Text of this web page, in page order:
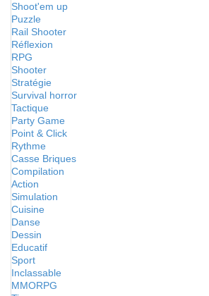
Shoot'em up
Puzzle
Rail Shooter
Réflexion
RPG
Shooter
Stratégie
Survival horror
Tactique
Party Game
Point & Click
Rythme
Casse Briques
Compilation
Action
Simulation
Cuisine
Danse
Dessin
Educatif
Sport
Inclassable
MMORPG